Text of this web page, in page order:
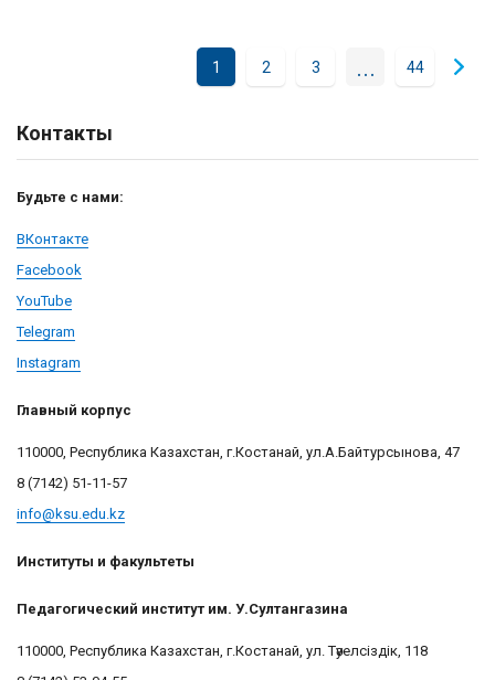
1 2 3 ... 44
Контакты
Будьте с нами:
ВКонтакте
Facebook
YouTube
Telegram
Instagram
Главный корпус
110000, Республика Казахстан, г.Костанай, ул.А.Байтурсынова, 47
8 (7142) 51-11-57
info@ksu.edu.kz
Институты и факультеты
Педагогический институт им. У.Султангазина
110000, Республика Казахстан, г.Костанай, ул. Тәуелсіздік, 118